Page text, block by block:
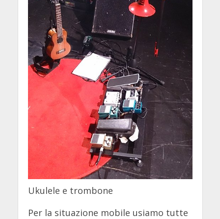
Ukulele e trombone
Per la situazione mobile usiamo tutte